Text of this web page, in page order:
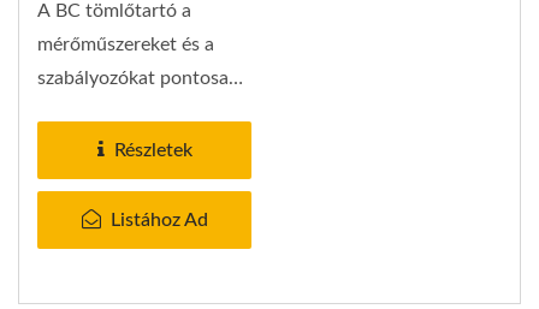
A BC tömlőtartó a
mérőműszereket és a
szabályozókat pontosan
elhelyezted...Részletek
Listához Ad